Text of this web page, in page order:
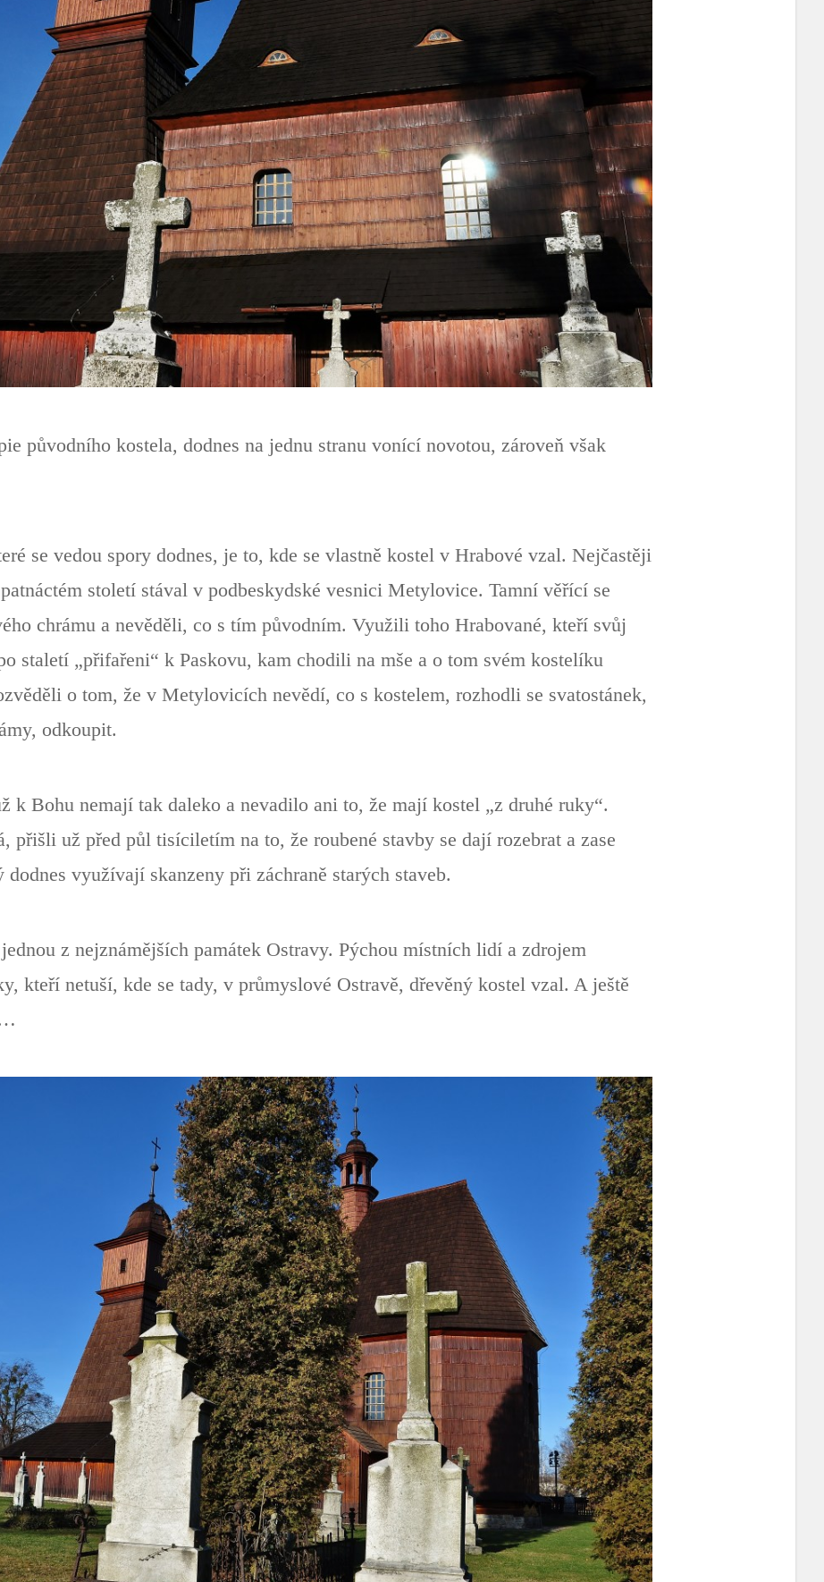
původního kostela, dodnes na jednu stranu vonící novotou, zároveň však
se vedou spory dodnes, je to, kde se vlastně kostel v Hrabové vzal. Nejčastěji
století stával v podbeskydské vesnici Metylovice. Tamní věřící se
chrámu a nevěděli, co s tím původním. Využili toho Hrabované, kteří svůj
staletí „přifařeni“ k Paskovu, kam chodili na mše a o tom svém kostelíku
o tom, že v Metylovicích nevědí, co s kostelem, rozhodli se svatostánek,
odkoupit.
k Bohu nemají tak daleko a nevadilo ani to, že mají kostel „z druhé ruky“.
přišli už před půl tisíciletím na to, že roubené stavby se dají rozebrat a zase
využívají skanzeny při záchraně starých staveb.
z nejznámějších památek Ostravy. Pýchou místních lidí a zdrojem
kteří netuší, kde se tady, v průmyslové Ostravě, dřevěný kostel vzal. A ještě